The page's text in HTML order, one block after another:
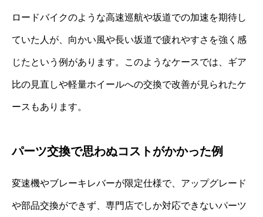
ロードバイクのような高速巡航や坂道での加速を期待し
ていた人が、向かい風や長い坂道で疲れやすさを強く感
じたという例があります。このようなケースでは、ギア
比の見直しや軽量ホイールへの交換で改善が見られたケ
ースもあります。
パーツ交換で思わぬコストがかかった例
変速機やブレーキレバーが限定仕様で、アップグレード
や部品交換ができず、専門店でしか対応できないパーツ